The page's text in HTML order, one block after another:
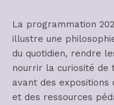
La programmation
illustre une
du quotidien, rendre
nourrir la curiosité de
avant des expositions
et des ressources